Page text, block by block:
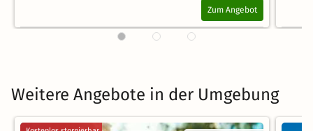
Zum Angebot
Weitere Angebote in der Umgebung